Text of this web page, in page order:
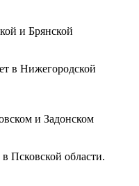
и Брянской
в Нижегородской
и Задонском
Псковской области.